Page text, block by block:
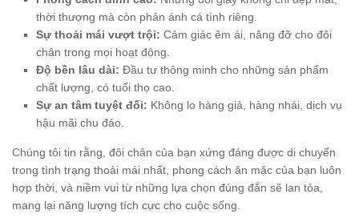
thời thượng mà còn phản ánh cá tính riêng.
Sự thoải mái vượt trội: Cảm giác êm ái, nâng đỡ cho đôi
chân trong mọi hoạt động.
Độ bền lâu dài: Đầu tư thông minh cho những sản phẩm
chất lượng, có tuổi thọ cao.
Sự an tâm tuyệt đối: Không lo hàng giả, hàng nhái, dịch vụ
hậu mãi chu đáo.
Chúng tôi tin rằng, đôi chân của bạn xứng đáng được di chuyển
trong tình trạng thoải mái nhất, phong cách ăn mặc của bạn luôn
hợp thời, và niềm vui từ những lựa chọn đúng đắn sẽ lan tỏa,
mang lại năng lượng tích cực cho cuộc sống.